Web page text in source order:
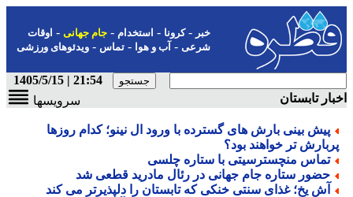
-کرونا-استخدام- جام جهانی-اوقات
شرعی-آب و هوا-تماس-ویدئوهای ورزشی
21:54 | 1405/5/15
تابستان
سرویسها
پیش بینی بارش های گسترده با ورود ال نینو؛ کدام روزها
تر خواهند بود؟
تماس منچسترسیتی با ستاره چلسی
حضور ستاره جام جهانی در رئال مادرید قطعی شد
آش یخ؛ غذای سنتی خنکی که تابستان را دلپذیرتر می کند